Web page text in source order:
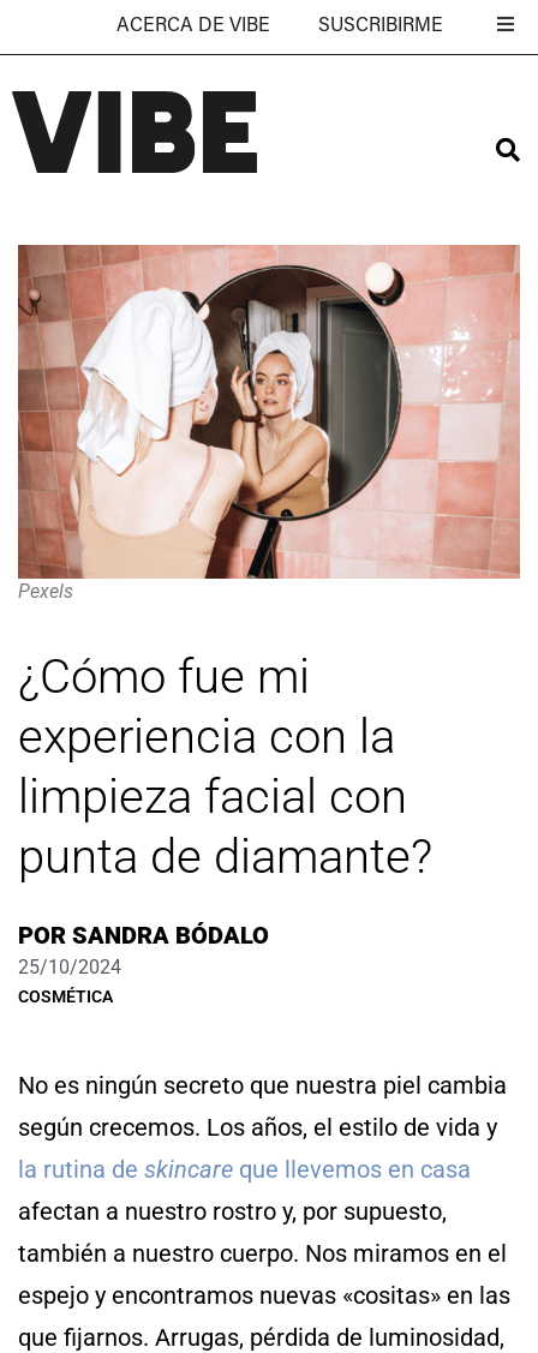
ACERCA DE VIBE SUSCRIBIRME
Pexels
¿Cómo fue mi
experiencia con la
limpieza facial con
punta de diamante?
POR SANDRA BÓDALO
25/10/2024
COSMÉTICA
No es ningún secreto que nuestra piel cambia
según crecemos. Los años, el estilo de vida y
la rutina de skincare que llevemos en casa
afectan a nuestro rostro y, por supuesto,
también a nuestro cuerpo. Nos miramos en el
espejo y encontramos nuevas «cositas» en las
que fijarnos. Arrugas, pérdida de luminosidad,